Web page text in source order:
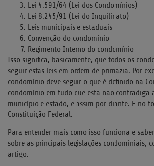
Lei 4.591/64 (Lei dos Condomínios)
Lei 8.245/91 (Lei do Inquilinato)
Leis municipais e estaduais
Convenção do condomínio
Regimento Interno do condomínio
Isso significa, basicamente, que todos os
seguir estas leis em ordem de primazia. Por
condomínio deve seguir o que é definido na
condomínio em tudo que esta não contradiga
município e estado, e assim por diante. E no
Constituição Federal.
Para entender mais como isso funciona e
sobre as principais legislações condominiais,
artigo.